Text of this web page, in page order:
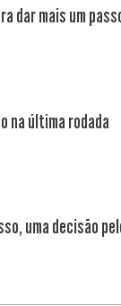
dar mais um
na última rodada
uma decisão